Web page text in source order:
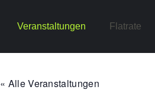
Veranstaltungen Flatrate
« Alle Veranstaltungen